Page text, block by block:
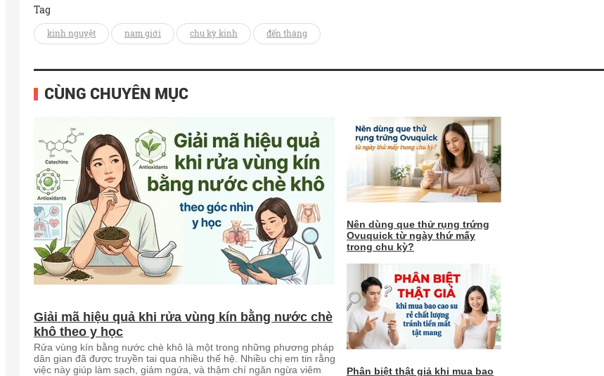
Tag
kinh nguyệt nam giới chu kỳ kinh đến tháng
CÙNG CHUYÊN MỤC
Giải mã hiệu quả khi rửa vùng kín bằng nước chè
khô theo y học
Rửa vùng kín bằng nước chè khô là một trong những phương pháp
dân gian đã được truyền tai qua nhiều thế hệ. Nhiều chị em tin rằng
việc này giúp làm sạch, giảm ngứa, và thậm chí ngăn ngừa viêm
Nên dùng que thử rụng trứng
Ovuquick từ ngày thứ mấy
trong chu kỳ?
Phân biệt thật giả khi mua bao